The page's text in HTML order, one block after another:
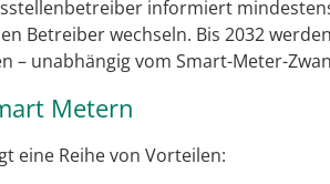
informiert
Betreiber wechseln. Bis 2032
– unabhängig vom Smart-Meter-
Metern
eine Reihe von Vorteilen: